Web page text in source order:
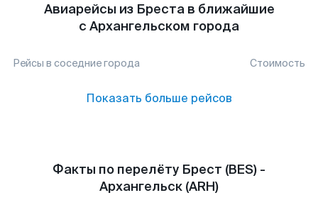
Авиарейсы из Бреста в ближайшие
с Архангельском города
Рейсы в соседние города Стоимость
Показать больше рейсов
Факты по перелёту Брест (BES) -
Архангельск (ARH)